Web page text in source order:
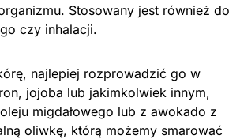
Stosowany jest również do
czy inhalacji.
najlepiej rozprowadzić go w
jojoba lub jakimkolwiek innym,
migdałowego lub z awokado z
oliwkę, którą możemy smarować